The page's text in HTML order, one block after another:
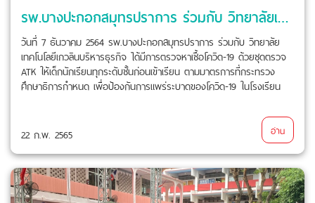
รพ.บางปะกอกสมุทรปราการ ร่วมกับ วิทยาลัยเทคโนโลยีเกวลินบริหารธุรกิจ ได้มีการตรวจหาเชื้อโควิด-19 ด้วยชุดตรวจ ATK
วันที่ 7 ธันวาคม 2564 รพ.บางปะกอกสมุทรปราการ ร่วมกับ วิทยาลัย
เทคโนโลยีเกวลินบริหารธุรกิจ ได้มีการตรวจหาเชื้อโควิด-19 ด้วยชุดตรวจ
ATK ให้เด็กนักเรียนทุกระดับชั้นก่อนเข้าเรียน ตามมาตรการที่กระทรวง
ศึกษาธิการกำหนด เพื่อป้องกันการแพร่ระบาดของโควิด-19 ในโรงเรียน
22 ก.พ. 2565 อ่าน